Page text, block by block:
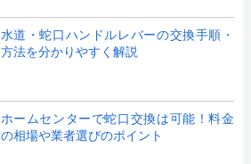
水道・蛇口ハンドルレバーの交換手順・
方法を分かりやすく解説
ホームセンターで蛇口交換は可能！料金
の相場や業者選びのポイント